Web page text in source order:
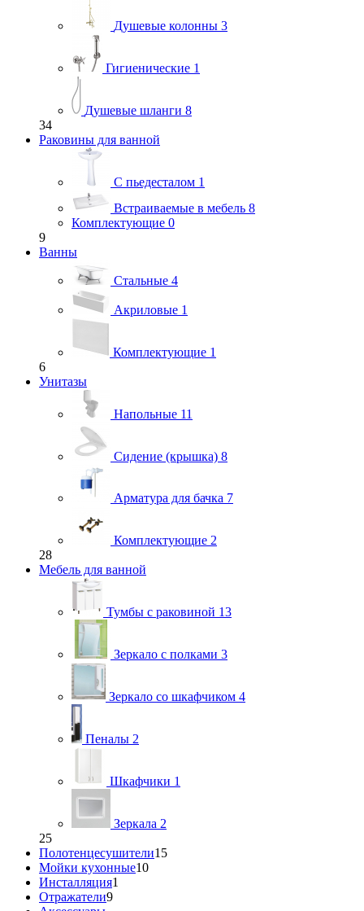
Душевые колонны 3
Гигиенические 1
Душевые шланги 8
34
Раковины для ванной
С пьедесталом 1
Встраиваемые в мебель 8
Комплектующие 0
9
Ванны
Стальные 4
Акриловые 1
Комплектующие 1
6
Унитазы
Напольные 11
Сидение (крышка) 8
Арматура для бачка 7
Комплектующие 2
28
Мебель для ванной
Тумбы с раковиной 13
Зеркало с полками 3
Зеркало со шкафчиком 4
Пеналы 2
Шкафчики 1
Зеркала 2
25
Полотенцесушители15
Мойки кухонные10
Инсталляция1
Отражатели9